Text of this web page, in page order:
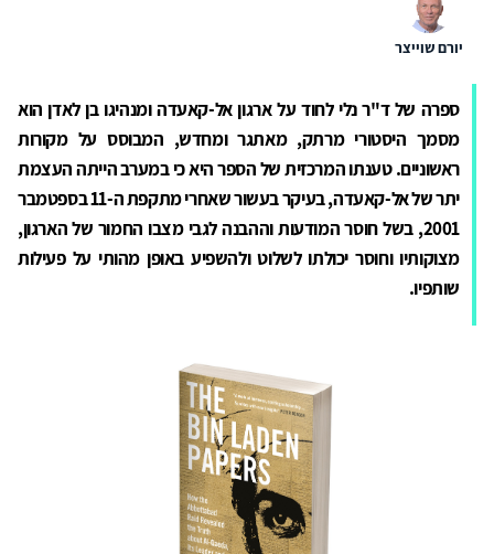
יורם שוייצר
ספרה של ד"ר נלי לחוד על ארגון אל-קאעדה ומנהיגו בן לאדן הוא
מסמך היסטורי מרתק, מאתגר ומחדש, המבוסס על מקורות
ראשוניים. טענתו המרכזית של הספר היא כי במערב הייתה העצמת
יתר של אל-קאעדה, בעיקר בעשור שאחרי מתקפת ה-11 בספטמבר
2001, בשל חוסר המודעות וההבנה לגבי מצבו החמור של הארגון,
מצוקותיו וחוסר יכולתו לשלוט ולהשפיע באופן מהותי על פעילות
שותפיו.